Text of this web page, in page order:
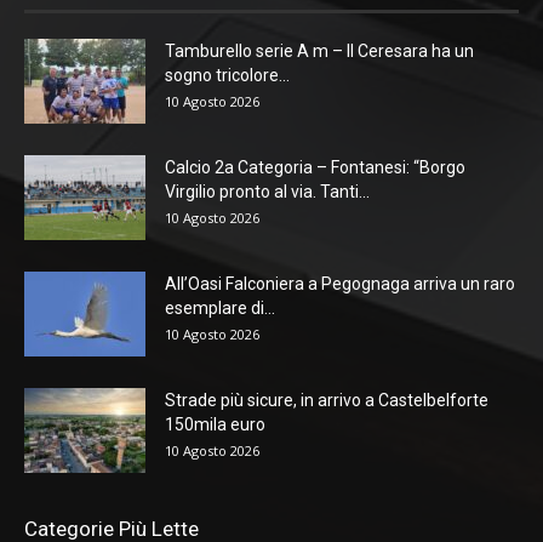
Tamburello serie A m – Il Ceresara ha un
sogno tricolore...
10 Agosto 2026
Calcio 2a Categoria – Fontanesi: “Borgo
Virgilio pronto al via. Tanti...
10 Agosto 2026
All’Oasi Falconiera a Pegognaga arriva un raro
esemplare di...
10 Agosto 2026
Strade più sicure, in arrivo a Castelbelforte
150mila euro
10 Agosto 2026
Categorie Più Lette